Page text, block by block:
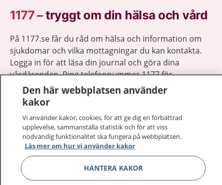
1177–tryggt om din hälsa och vård
På 1177.se får du råd om hälsa och information om
sjukdomar och vilka mottagningar du kan kontakta.
Logga in för att läsa din journal och göra dina
vårdärenden. Ring telefonnummer 1177 för
sjukvårdsrådgivning dygnet runt.
1177 ger dig råd när du vill må bättre.
1177 på flera språk Visa
Den här webbplatsen använder
kakor
Vi använder kakor, cookies, för att ge dig en förbättrad
upplevelse, sammanställa statistik och för att viss
nödvändig funktionalitet ska fungera på webbplatsen.
Läs mer om hur vi använder kakor
HANTERA KAKOR